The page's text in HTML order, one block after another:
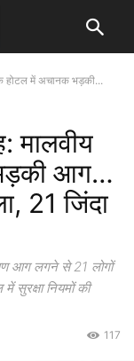
के होटल में अचानक भड़की...
मालवीय
आग…
21 जिंदा
आग लगने से 21 लोगों
सुरक्षा नियमों की
117